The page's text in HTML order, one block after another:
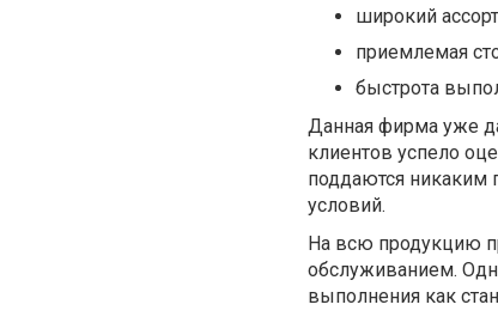
широкий
приемлемая
быстрота
Данная фирма уже
клиентов успело
поддаются никаким
условий.
На всю продукцию
обслуживанием.
выполнения как